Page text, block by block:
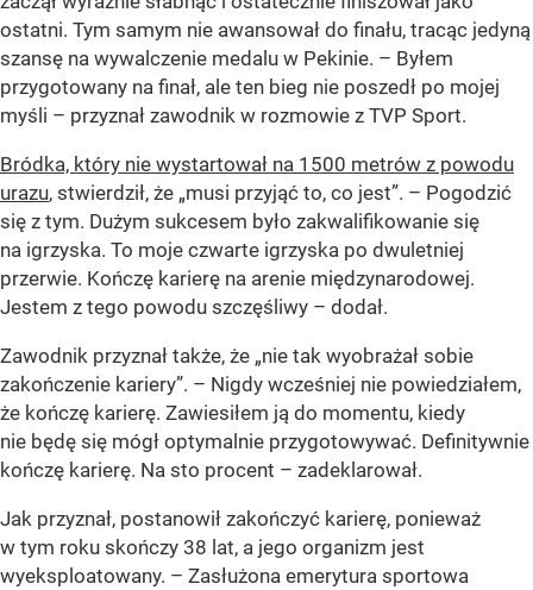
ostatni. Tym samym nie awansował do finału, tracąc jedyną
szansę na wywalczenie medalu w Pekinie. – Byłem
przygotowany na finał, ale ten bieg nie poszedł po mojej
myśli – przyznał zawodnik w rozmowie z TVP Sport.
Bródka, który nie wystartował na 1500 metrów z powodu
urazu, stwierdził, że „musi przyjąć to, co jest”. – Pogodzić
się z tym. Dużym sukcesem było zakwalifikowanie się
na igrzyska. To moje czwarte igrzyska po dwuletniej
przerwie. Kończę karierę na arenie międzynarodowej.
Jestem z tego powodu szczęśliwy – dodał.
Zawodnik przyznał także, że „nie tak wyobrażał sobie
zakończenie kariery”. – Nigdy wcześniej nie powiedziałem,
że kończę karierę. Zawiesiłem ją do momentu, kiedy
nie będę się mógł optymalnie przygotowywać. Definitywnie
kończę karierę. Na sto procent – zadeklarował.
Jak przyznał, postanowił zakończyć karierę, ponieważ
w tym roku skończy 38 lat, a jego organizm jest
wyeksploatowany. – Zasłużona emerytura sportowa